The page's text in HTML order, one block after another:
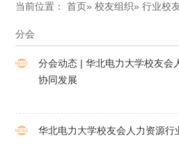
当前位置：首页»校友组织»行业校
分会
分会动态 | 华北电力大学校友会
协同发展
华北电力大学校友会人力资源行